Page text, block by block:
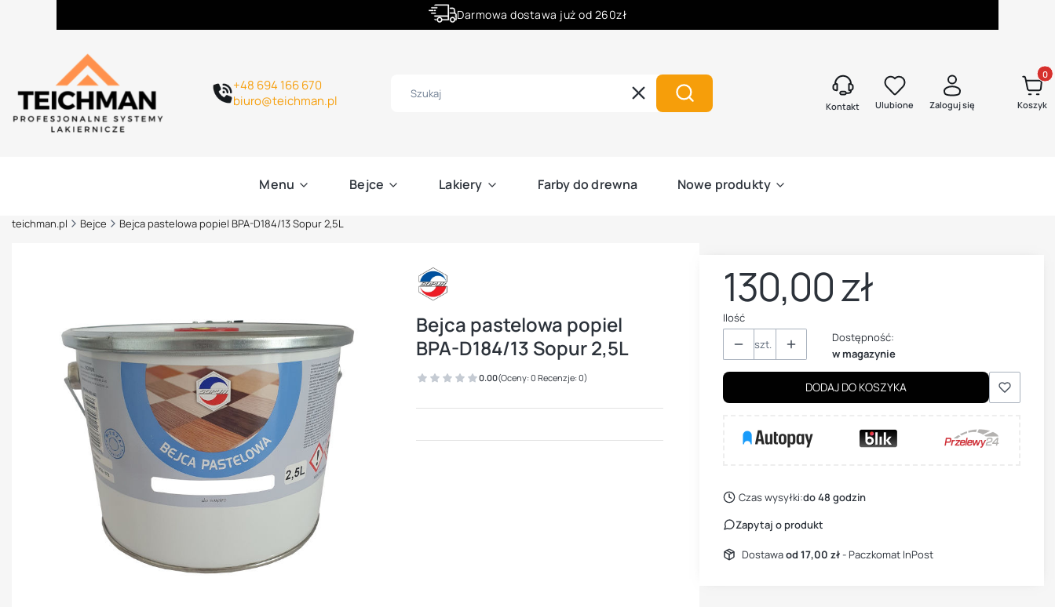
Darmowa dostawa już od 260zł
+48 694 166 670
biuro@teichman.pl
Wyczyść Szukaj Kontakt Ulubione Zaloguj się Koszyk
Menu Bejce Lakiery Farby do drewna Nowe produkty
teichman.pl Bejce Bejca pastelowa popiel BPA-D184/13 Sopur 2,5L
Bejca pastelowa popiel
BPA-D184/13 Sopur 2,5L
0.00(Oceny: 0 Recenzje: 0)
Cena
130,00 zł
Ilość
szt.
Dostępność:
w magazynie
DODAJ DO KOSZYKA
Czas wysyłki:do 48 godzin
Zapytaj o produkt
Dostawaod 17,00 zł- Paczkomat InPost